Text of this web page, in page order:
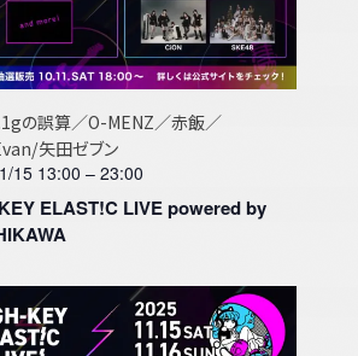
ー
シ
ョ
表
15 13:00 – 23:00
ELAST!C LIVE powered by
の誤算／O-MENZ／赤飯／
矢田ゼブン